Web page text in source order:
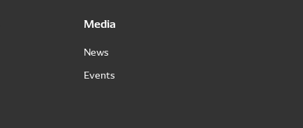
Media
News
Events